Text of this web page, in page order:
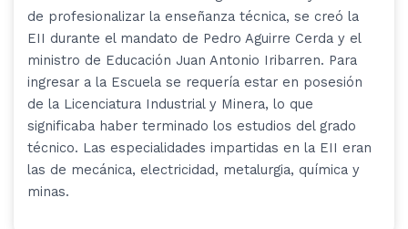
de profesionalizar la enseñanza técnica, se creó la
EII durante el mandato de Pedro Aguirre Cerda y el
ministro de Educación Juan Antonio Iribarren. Para
ingresar a la Escuela se requería estar en posesión
de la Licenciatura Industrial y Minera, lo que
significaba haber terminado los estudios del grado
técnico. Las especialidades impartidas en la EII eran
las de mecánica, electricidad, metalurgia, química y
minas.